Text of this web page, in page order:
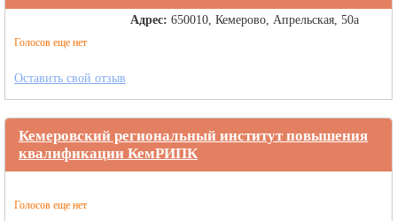
Голосов еще нет
Адрес: 650010, Кемерово, Апрельская, 50а
Оставить свой отзыв
Кемеровский региональный институт повышения
квалификации КемРИПК
Голосов еще нет